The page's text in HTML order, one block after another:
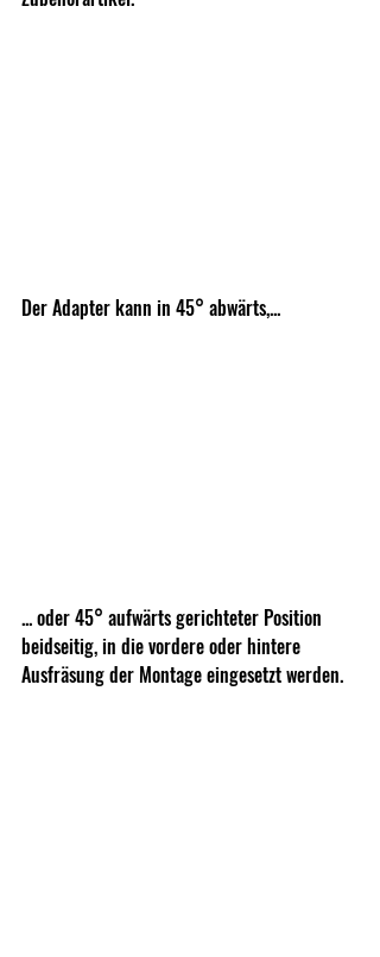
Der Adapter kann in 45° abwärts,...
... oder 45° aufwärts gerichteter Position
beidseitig, in die vordere oder hintere
Ausfräsung der Montage eingesetzt werden.